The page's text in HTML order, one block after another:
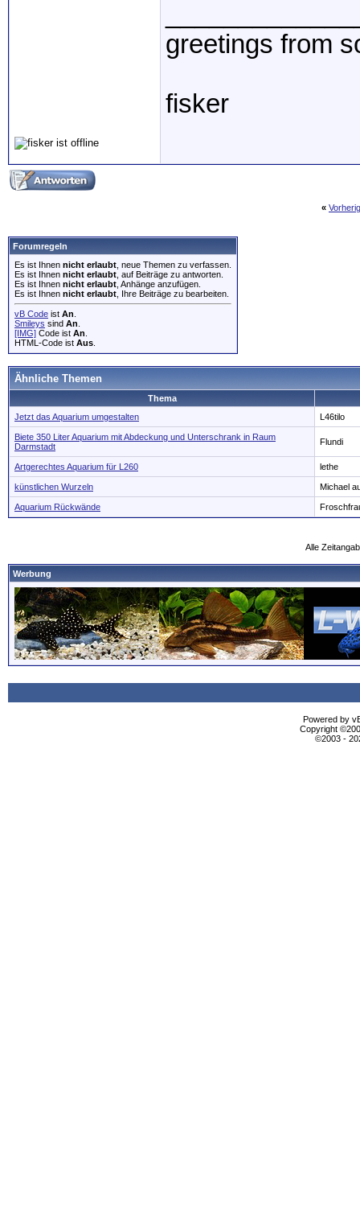
greetings from
fisker
«
Forumregeln
Es ist Ihnen nicht erlaubt , neue Themen zu verfassen.
Es ist Ihnen nicht erlaubt , auf Beiträge zu antworten.
Es ist Ihnen nicht erlaubt , Anhänge anzufügen.
Es ist Ihnen nicht erlaubt , Ihre Beiträge zu bearbeiten.
vB Code ist An
Smileys sind An
[IMG] Code ist An
HTML-Code ist Aus
Ähnliche Themen
Thema
Jetzt das Aquarium umgestalten
L46tilo
Biete 350 Liter Aquarium mit Abdeckung und Unterschrank in Raum
Darmstadt
Flundi
Artgerechtes Aquarium für L260 lethe
künstlichen Wurzeln Michael
Aquarium Rückwände
Alle
Werbung
Powered by
Copyright
©2003 -